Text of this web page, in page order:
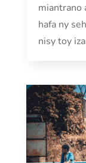
miantrano
hafa ny
nisy toy